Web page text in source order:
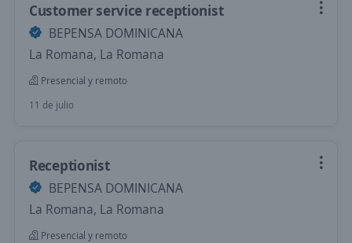
Customer service receptionist
BEPENSA DOMINICANA
La Romana, La Romana
Presencial y remoto
11 de julio
Receptionist
BEPENSA DOMINICANA
La Romana, La Romana
Presencial y remoto